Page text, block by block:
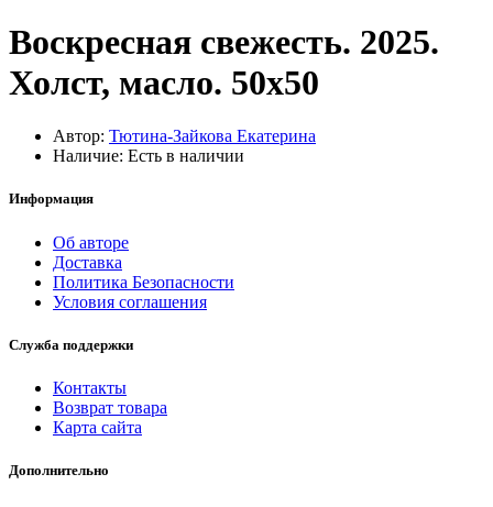
Воскресная свежесть. 2025.
Холст, масло. 50х50
Автор: Тютина-Зайкова Екатерина
Наличие: Есть в наличии
Информация
Об авторе
Доставка
Политика Безопасности
Условия соглашения
Служба поддержки
Контакты
Возврат товара
Карта сайта
Дополнительно